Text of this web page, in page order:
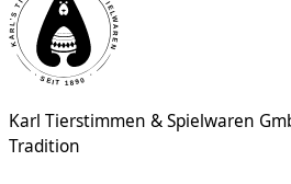
Karl Tierstimmen & Spielwaren
Tradition